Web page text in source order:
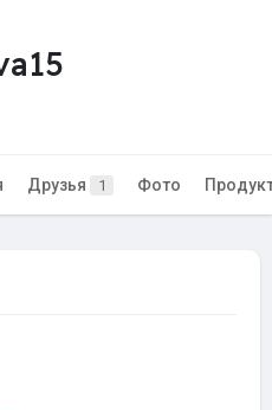
Друзья 1 Фото